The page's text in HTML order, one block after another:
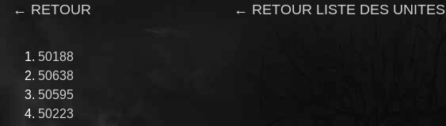
← RETOUR ← RETOUR LISTE DES UNITES
50188
50638
50595
50223